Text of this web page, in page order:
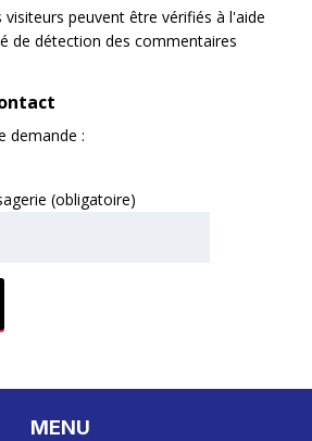
peuvent être vérifiés à l'aide
de détection des commentaires
demande :
(obligatoire)
MENU